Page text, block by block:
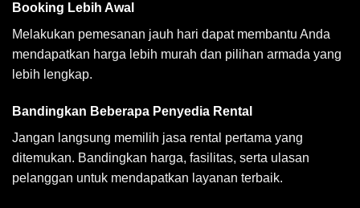
Booking Lebih Awal
Melakukan pemesanan jauh hari dapat membantu Anda
mendapatkan harga lebih murah dan pilihan armada yang
lebih lengkap.
Bandingkan Beberapa Penyedia Rental
Jangan langsung memilih jasa rental pertama yang
ditemukan. Bandingkan harga, fasilitas, serta ulasan
pelanggan untuk mendapatkan layanan terbaik.